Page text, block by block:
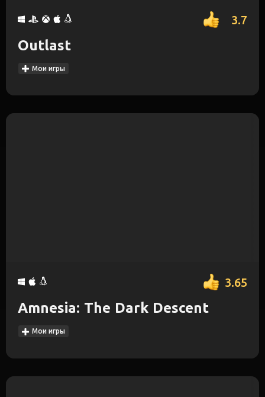
3.7
Outlast
Мои игры
3.65
Amnesia: The Dark Descent
Мои игры